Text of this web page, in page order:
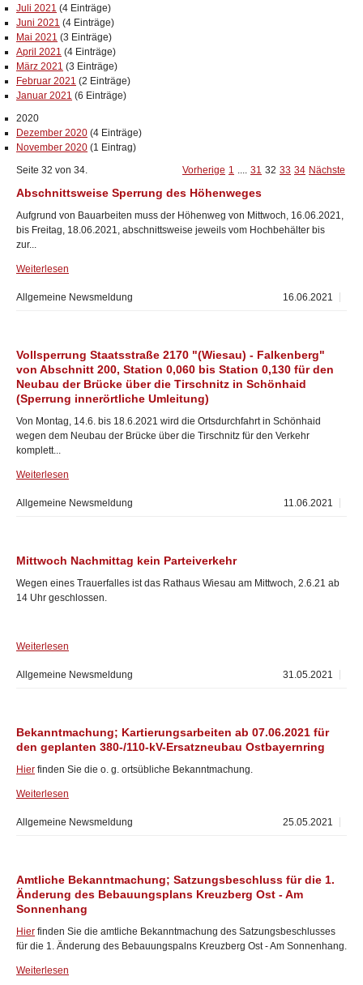
Juli 2021 (4 Einträge)
Juni 2021 (4 Einträge)
Mai 2021 (3 Einträge)
April 2021 (4 Einträge)
März 2021 (3 Einträge)
Februar 2021 (2 Einträge)
Januar 2021 (6 Einträge)
2020
Dezember 2020 (4 Einträge)
November 2020 (1 Eintrag)
Seite 32 von 34.
Vorherige 1 .... 31 32 33 34 Nächste
Abschnittsweise Sperrung des Höhenweges
Aufgrund von Bauarbeiten muss der Höhenweg von Mittwoch, 16.06.2021,
bis Freitag, 18.06.2021, abschnittsweise jeweils vom Hochbehälter bis
zur...
Weiterlesen
16.06.2021
Allgemeine Newsmeldung
Vollsperrung Staatsstraße 2170 "(Wiesau) - Falkenberg"
von Abschnitt 200, Station 0,060 bis Station 0,130 für den
Neubau der Brücke über die Tirschnitz in Schönhaid
(Sperrung innerörtliche Umleitung)
Von Montag, 14.6. bis 18.6.2021 wird die Ortsdurchfahrt in Schönhaid
wegen dem Neubau der Brücke über die Tirschnitz für den Verkehr
komplett...
Weiterlesen
11.06.2021
Allgemeine Newsmeldung
Mittwoch Nachmittag kein Parteiverkehr
Wegen eines Trauerfalles ist das Rathaus Wiesau am Mittwoch, 2.6.21 ab
14 Uhr geschlossen.
Weiterlesen
31.05.2021
Allgemeine Newsmeldung
Bekanntmachung; Kartierungsarbeiten ab 07.06.2021 für
den geplanten 380-/110-kV-Ersatzneubau Ostbayernring
Hier finden Sie die o. g. ortsübliche Bekanntmachung.
Weiterlesen
25.05.2021
Allgemeine Newsmeldung
Amtliche Bekanntmachung; Satzungsbeschluss für die 1.
Änderung des Bebauungsplans Kreuzberg Ost - Am
Sonnenhang
Hier finden Sie die amtliche Bekanntmachung des Satzungsbeschlusses
für die 1. Änderung des Bebauungspalns Kreuzberg Ost - Am Sonnenhang.
Weiterlesen